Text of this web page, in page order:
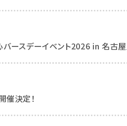
ースデーイベント2026 in 名古
決定！